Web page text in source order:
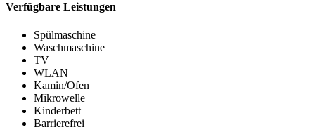
Verfügbare Leistungen
Spülmaschine
Waschmaschine
TV
WLAN
Kamin/Ofen
Mikrowelle
Kinderbett
Barrierefrei